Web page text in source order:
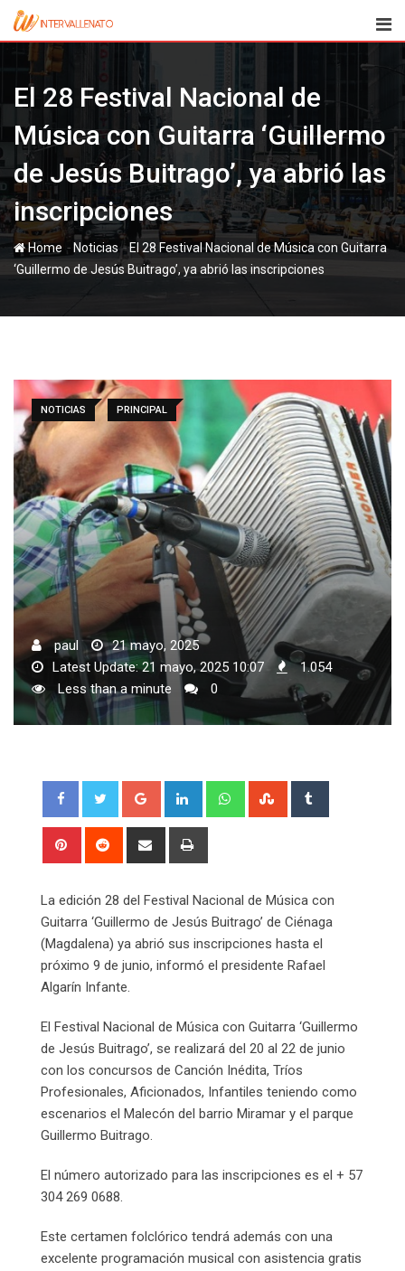
Skip
content
El 28 Festival Nacional de
Música con Guitarra ‘Guillermo
de Jesús Buitrago’, ya abrió las
inscripciones
Home - Noticias-El 28 Festival Nacional de Música con Guitarra
‘Guillermo de Jesús Buitrago’, ya abrió las inscripciones
NOTICIAS PRINCIPAL
paul
21 mayo, 2025
Latest Update: 21 mayo, 2025 10:07
1.054
Less than a minute
0
Google+ LinkedIn WhatsappStumbleUpon
Pinterest Reddit
Share
La edición 28 del Festival Nacional de Música con
Guitarra ‘Guillermo de Jesús Buitrago’ de Ciénaga
(Magdalena) ya abrió sus inscripciones hasta el
próximo 9 de junio, informó el presidente Rafael
Algarín Infante.
El Festival Nacional de Música con Guitarra ‘Guillermo
de Jesús Buitrago’, se realizará del 20 al 22 de junio
con los concursos de Canción Inédita, Tríos
Profesionales, Aficionados, Infantiles teniendo como
escenarios el Malecón del barrio Miramar y el parque
Guillermo Buitrago.
El número autorizado para las inscripciones es el + 57
304 269 0688.
Este certamen folclórico tendrá además con una
excelente programación musical con asistencia gratis